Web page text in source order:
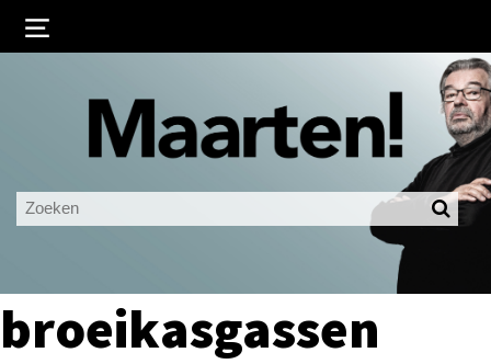
Ingelogd blijven
LOGIN
broeikasgassen